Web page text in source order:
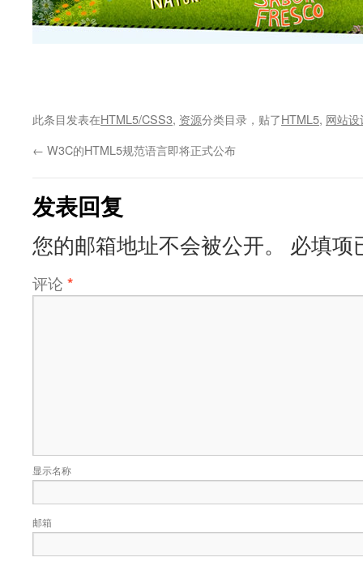
此条目发表在HTML5/CSS3, 资源分类目录，贴了HTML5, 网站设
← W3C的HTML5规范语言即将正式公布
发表回复
您的邮箱地址不会被公开。 必填项
评论 *
显示名称
邮箱